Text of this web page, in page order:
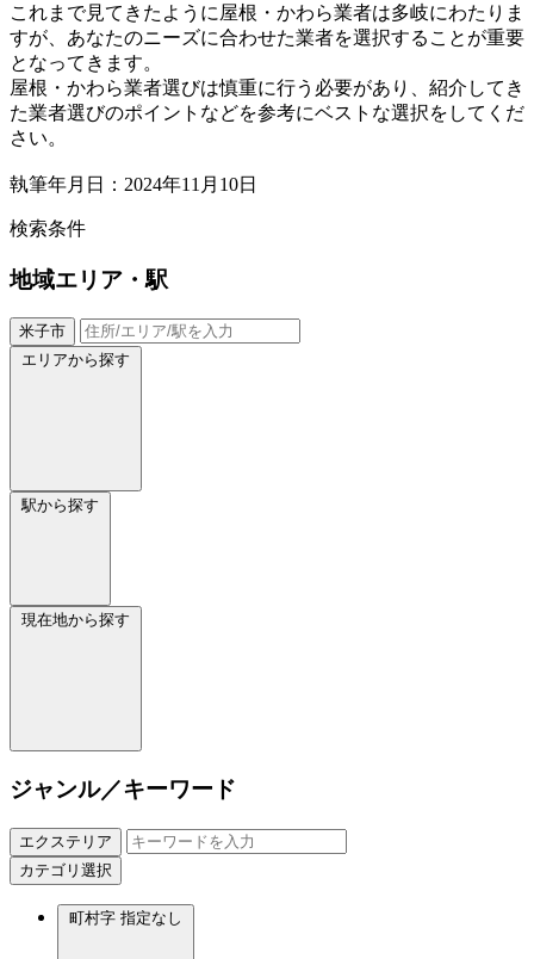
これまで見てきたように屋根・かわら業者は多岐にわたりま
すが、あなたのニーズに合わせた業者を選択することが重要
となってきます。
屋根・かわら業者選びは慎重に行う必要があり、紹介してき
た業者選びのポイントなどを参考にベストな選択をしてくだ
さい。
執筆年月日：2024年11月10日
検索条件
地域エリア・駅
米子市
エリアから探す
駅から探す
現在地から探す
ジャンル／キーワード
エクステリア
カテゴリ選択
町村字 指定なし